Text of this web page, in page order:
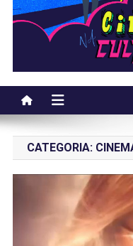
CATEGORIA: